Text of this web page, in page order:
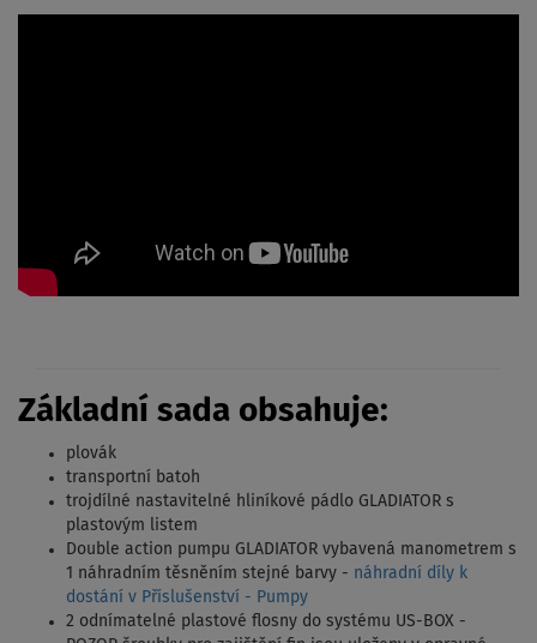
Základní sada obsahuje:
plovák
transportní batoh
trojdílné nastavitelné hliníkové pádlo GLADIATOR s
plastovým listem
Double action pumpu GLADIATOR vybavená manometrem s
1 náhradním těsněním stejné barvy - náhradní díly k
dostání v Příslušenství - Pumpy
2 odnímatelné plastové flosny do systému US-BOX -